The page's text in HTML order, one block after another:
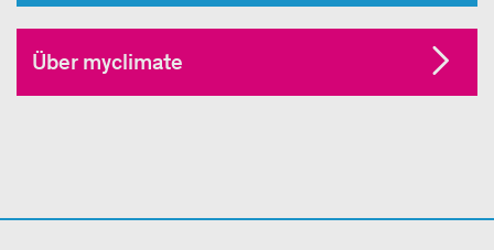
Über myclimate